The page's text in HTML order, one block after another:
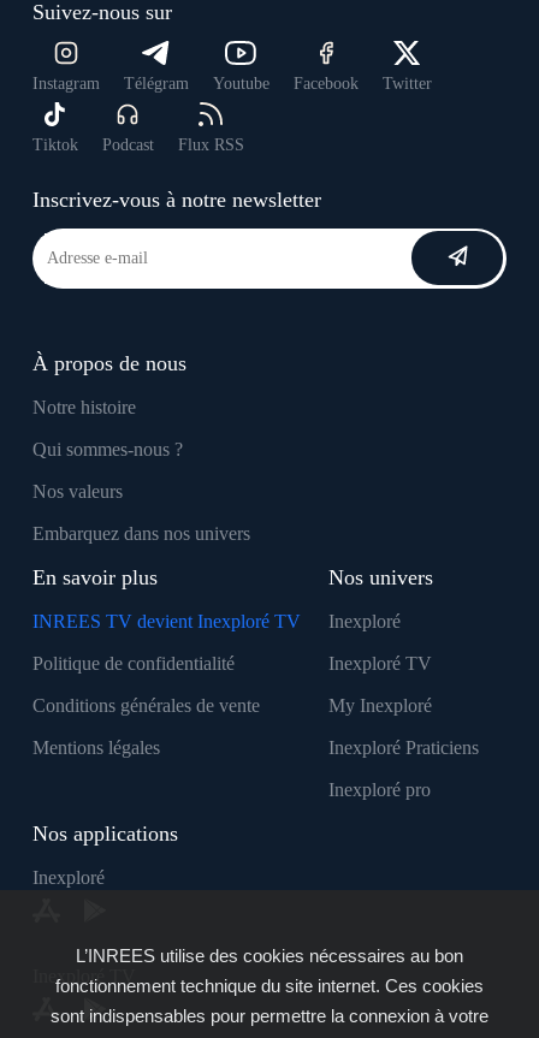
Suivez-nous sur
Instagram Télégram Youtube Facebook Twitter
Tiktok Podcast Flux RSS
Inscrivez-vous à notre newsletter
À propos de nous
Notre histoire
Qui sommes-nous ?
Nos valeurs
Embarquez dans nos univers
En savoir plus
INREES TV devient Inexploré TV
Politique de confidentialité
Conditions générales de vente
Mentions légales
Nos univers
Inexploré
Inexploré TV
My Inexploré
Inexploré Praticiens
Inexploré pro
Nos applications
Inexploré
Inexploré TV
L’INREES utilise des cookies nécessaires au bon
fonctionnement technique du site internet. Ces cookies
sont indispensables pour permettre la connexion à votre